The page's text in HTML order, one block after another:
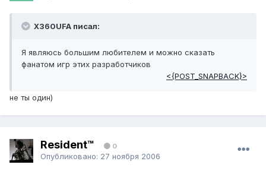
X360UFA писал:
Я являюсь большим любителем и можно сказать
фанатом игр этих разработчиков
<{POST_SNAPBACK}>
не ты один)
Resident™ 0
Опубликовано: 27 ноября 2006